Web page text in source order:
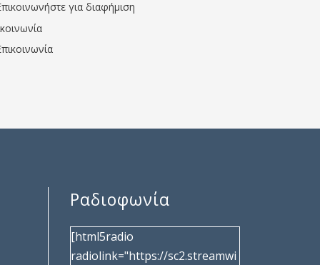
για διαφήμιση
Ραδιοφωνία
[html5radio
radiolink="https://sc2.streamwi